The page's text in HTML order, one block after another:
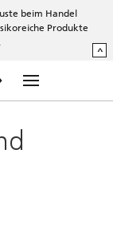
beim Handel
Produkte
^